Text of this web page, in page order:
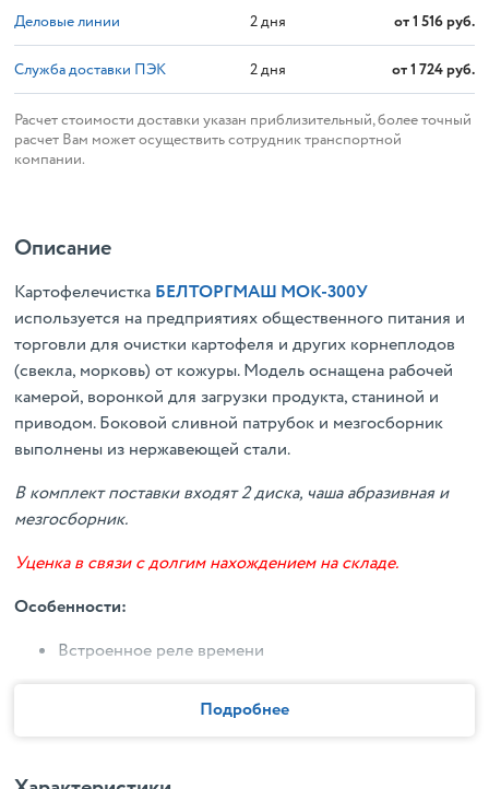
Деловые линии 2 дня от 1 516 руб.
Служба доставки ПЭК 2 дня от 1 724 руб.
Расчет стоимости доставки указан приблизительный, более точный
расчет Вам может осуществить сотрудник транспортной
компании.
Описание
Картофелечистка БЕЛТОРГМАШ МОК-300У
используется на предприятиях общественного питания и
торговли для очистки картофеля и других корнеплодов
(свекла, морковь) от кожуры. Модель оснащена рабочей
камерой, воронкой для загрузки продукта, станиной и
приводом. Боковой сливной патрубок и мезгосборник
выполнены из нержавеющей стали.
В комплект поставки входят 2 диска, чаша абразивная и
мезгосборник.
Уценка в связи с долгим нахождением на складе.
Особенности:
Встроенное реле времени
Удаление мезги через отверстия на дне машины по
Подробнее